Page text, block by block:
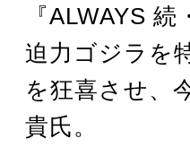
『ALWAYS
迫力ゴジラを
を狂喜させ、
貴氏。